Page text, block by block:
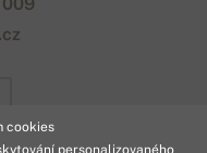
cookies
personalizovaného